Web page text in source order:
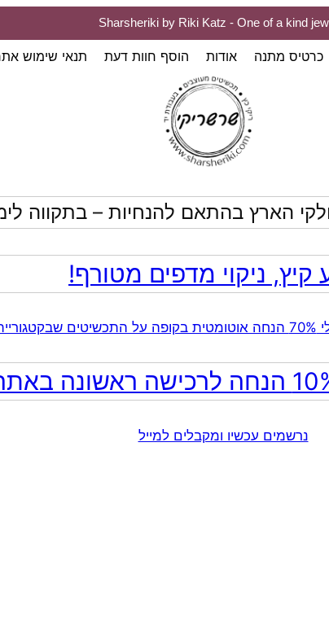
Sharsheriki by Riki Katz - One of a kind
כרטיס מתנה אודות הוסף חוות דעת תנאי שימוש
הארץ בהתאם להנחיות – בתקווה
קיץ, ניקוי מדפים מטורף!
נרשמים עכשיו ומקבלים למייל